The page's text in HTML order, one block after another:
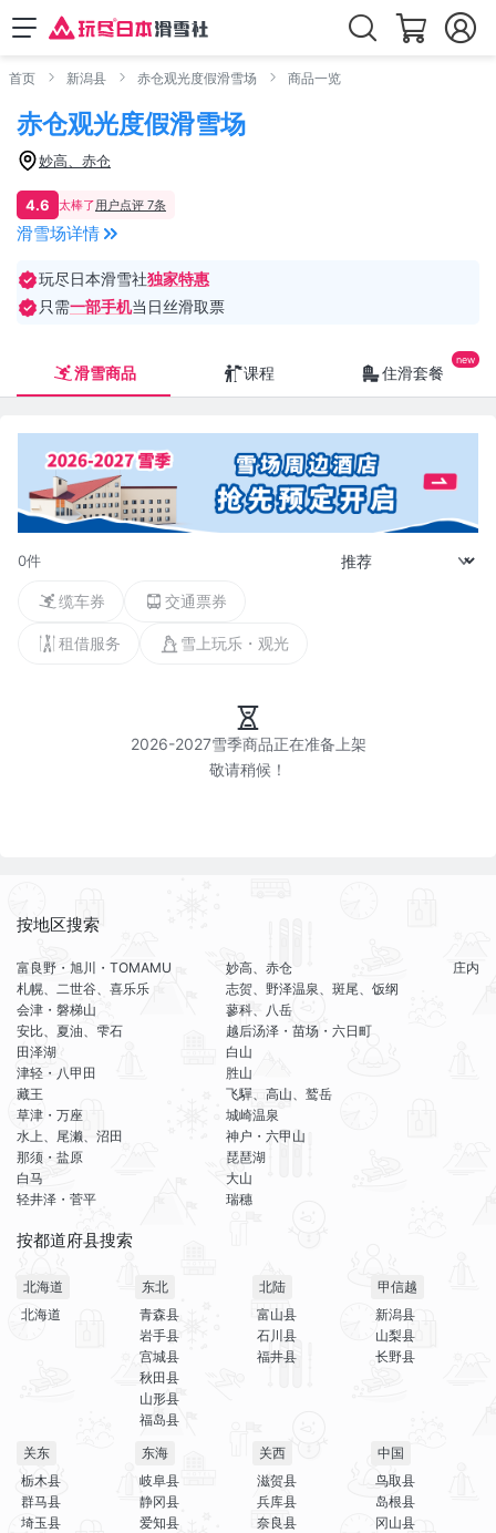
首页 新潟县 赤仓观光度假滑雪场 商品一览
赤仓观光度假滑雪场
妙高、赤仓
4.6 太棒了用户点评 7条
滑雪场详情
玩尽日本滑雪社独家特惠
只需一部手机当日丝滑取票
滑雪商品 课程 住滑套餐
0件
缆车券 交通票券
租借服务 雪上玩乐・观光
2026-2027雪季商品正在准备上架
按地区搜索
富良野・旭川・TOMAMU
札幌、二世谷、喜乐乐
会津・磐梯山
安比、夏油、雫石
田泽湖
津轻・八甲田
藏王
草津・万座
水上、尾濑、沼田
那须・盐原
白马
轻井泽・菅平
妙高、赤仓
志贺、野泽温泉、斑尾、饭纲
蓼科、八岳
越后汤泽・苗场・六日町
白山
胜山
飞驒、高山、鹫岳
城崎温泉
神户・六甲山
琵琶湖
大山
瑞穗
庄内
按都道府县搜索
北海道
北海道
东北
青森县
岩手县
宫城县
秋田县
山形县
福岛县
北陆
富山县
石川县
福井县
甲信越
新潟县
山梨县
长野县
关东
栃木县
群马县
埼玉县
东海
岐阜县
静冈县
爱知县
关西
滋贺县
兵库县
奈良县
中国
鸟取县
岛根县
冈山县